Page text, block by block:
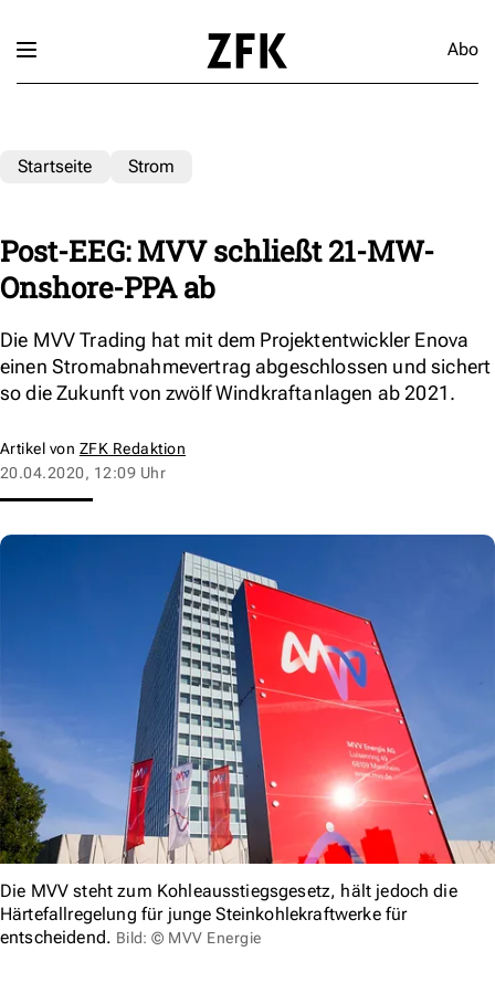
Abo
Startseite Strom
Post-EEG: MVV schließt 21-MW-
Onshore-PPA ab
Die MVV Trading hat mit dem Projektentwickler Enova
einen Stromabnahmevertrag abgeschlossen und sichert
so die Zukunft von zwölf Windkraftanlagen ab 2021.
Artikel von ZFK Redaktion
20.04.2020, 12:09 Uhr
Die MVV steht zum Kohleausstiegsgesetz, hält jedoch die
Härtefallregelung für junge Steinkohlekraftwerke für
entscheidend. Bild: © MVV Energie